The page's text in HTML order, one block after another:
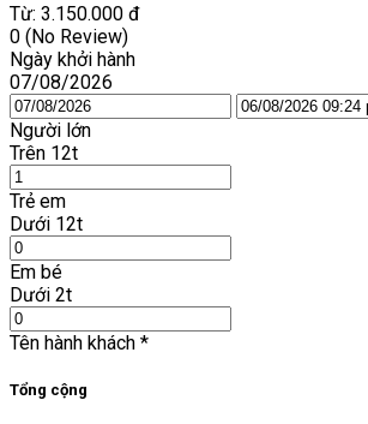
Từ: 3.150.000 đ
0 (No Review)
Ngày khởi hành
07/08/2026
Người lớn
Trên 12t
Trẻ em
Dưới 12t
Em bé
Dưới 2t
Tên hành khách *
Tổng cộng